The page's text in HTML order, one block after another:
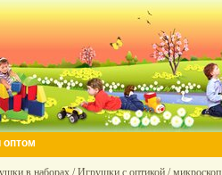
оптом
в наборах /Игрушки с оптикой /микроскоп